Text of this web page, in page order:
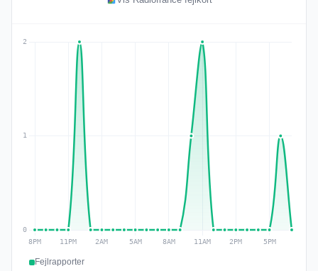
Fejlrapporter